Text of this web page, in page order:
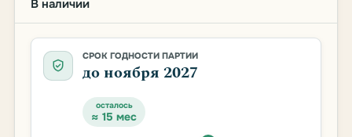
В наличии
СРОК ГОДНОСТИ ПАРТИИ
до ноября 2027
осталось
≈ 15 мес